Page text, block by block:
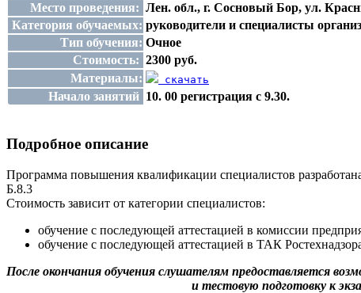
Место проведения: Лен. обл., г. Сосновый Бор, ул.
Категория обучаемых: руководители и специалисты
Тип обучения: Очное
Стоимость: 2300 руб.
Материалы:
скачать
Начало занятий 10. 00 регистрация с 9.30.
Подробное описание
Программа повышения квалификации специалистов
Б.8.3
Стоимость зависит от категории специалистов:
обучение с последующей аттестацией в комиссии
обучение с последующей аттестацией в ТАК
После окончания обучения слушателям предоставляется
и тестовую подготовку к